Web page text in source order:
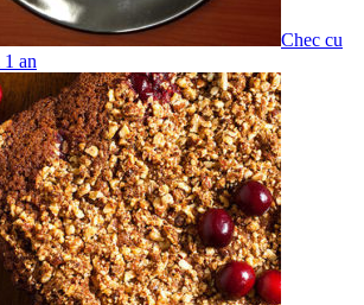
Chec cu
1 an